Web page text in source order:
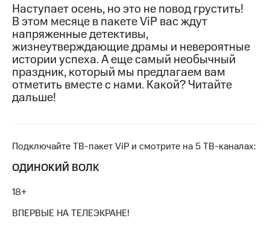
номер
в МТС
Тарифы
Услуги
Роуминг
Заказать
SIM-
eSIM
приложение
Мой
МТС
Акции
Скидка 30%
на связь
Тарифы
Супер
дешевле
при
МТС
Деньги
Наступает осень, но это не повод грустить!
В этом месяце в пакете ViP вас ждут
напряженные детективы,
жизнеутверждающие драмы и невероятные
истории успеха. А еще самый необычный
праздник, который мы предлагаем вам
отметить вместе с нами. Какой? Читайте
дальше!
ПодключайтеТВ-пакетViP и смотрите на 5 ТВ-каналах:
ОДИНОКИЙ ВОЛК
18+
ВПЕРВЫЕ НА ТЕЛЕЭКРАНЕ!